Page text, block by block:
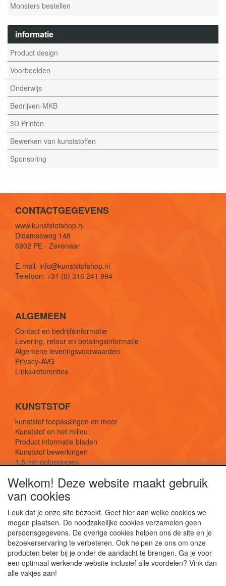
Monsters bestellen
informatie
Product design
Voorbeelden
Onderwijs
Bedrijven-MKB
3D Printen
Bewerken van kunststoffen
Sponsoring
CONTACTGEGEVENS
www.kunststofshop.nl
Didamseweg 148
6902 PE - Zevenaar
E-mail: info@kunststofshop.nl
Telefoon: +31 (0) 316 241 994
ALGEMEEN
Contact en bedrijfsinformatie
Levering, retour en betalingsinformatie
Algemene leveringsvoorwaarden
Privacy-AVG
Links/referenties
KUNSTSTOF
kunststof toepassingen en meer
Kunststof en het milieu
Product informatie bladen
Kunststof bewerkingen
1,5 mtr oplossingen
SOCIALE MEDIA
De webshop voor kunststof platen, folies, buizen
Welkom! Deze website maakt gebruik
van cookies
Leuk dat je onze site bezoekt. Geef hier aan welke cookies we
mogen plaatsen. De noodzakelijke cookies verzamelen geen
persoonsgegevens. De overige cookies helpen ons de site en je
bezoekerservaring te verbeteren. Ook helpen ze ons om onze
producten beter bij je onder de aandacht te brengen. Ga je voor
een optimaal werkende website inclusief alle voordelen? Vink dan
alle vakjes aan!